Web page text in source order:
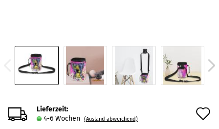
Lieferzeit:
4-6 Wochen
(Ausland abweichend)